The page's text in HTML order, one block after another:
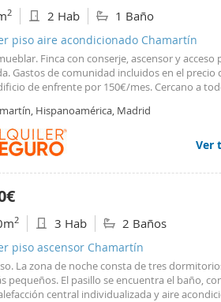
2 2 Hab 1 Baño
piso aire acondicionado Chamartín
Finca con conserje, ascensor y
Gastos de comunidad incluidos en el precio
de enfrente por 150€/mes. Cercano a
EMT: 43, 52 y 120. Mascotas a
Hispanoamérica, Madrid
Ver
2 3 Hab 2 Baños
piso ascensor Chamartín
La zona de noche consta de tres
pequeños. El pasillo se encuentra el baño,
central individualizada y aire